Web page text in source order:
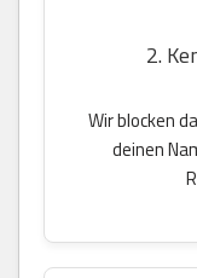
2.
Wir blocken
deinen